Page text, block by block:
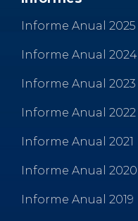
Informe Anual 2025
Informe Anual 2024
Informe Anual 2023
Informe Anual 2022
Informe Anual 2021
Informe Anual 2020
Informe Anual 2019